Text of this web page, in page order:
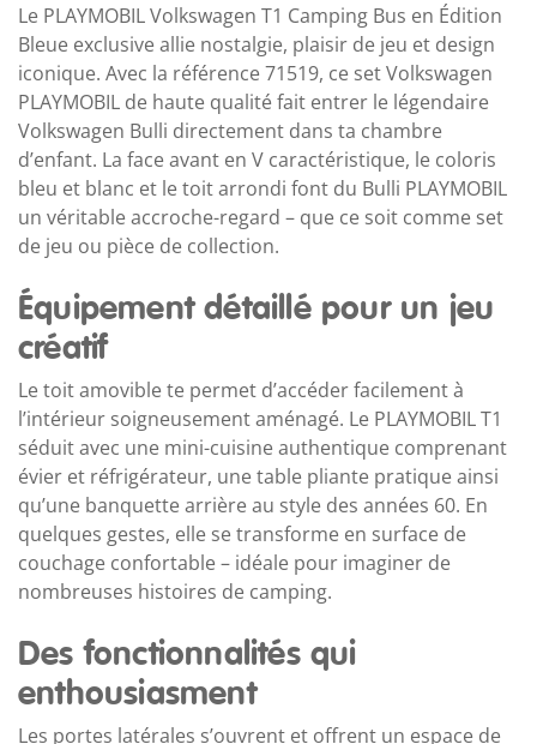
Le PLAYMOBIL Volkswagen T1 Camping Bus en Édition
Bleue exclusive allie nostalgie, plaisir de jeu et design
iconique. Avec la référence 71519, ce set Volkswagen
PLAYMOBIL de haute qualité fait entrer le légendaire
Volkswagen Bulli directement dans ta chambre
d’enfant. La face avant en V caractéristique, le coloris
bleu et blanc et le toit arrondi font du Bulli PLAYMOBIL
un véritable accroche-regard – que ce soit comme set
de jeu ou pièce de collection.
Équipement détaillé pour un jeu
créatif
Le toit amovible te permet d’accéder facilement à
l’intérieur soigneusement aménagé. Le PLAYMOBIL T1
séduit avec une mini-cuisine authentique comprenant
évier et réfrigérateur, une table pliante pratique ainsi
qu’une banquette arrière au style des années 60. En
quelques gestes, elle se transforme en surface de
couchage confortable – idéale pour imaginer de
nombreuses histoires de camping.
Des fonctionnalités qui
enthousiasment
Les portes latérales s’ouvrent et offrent un espace de